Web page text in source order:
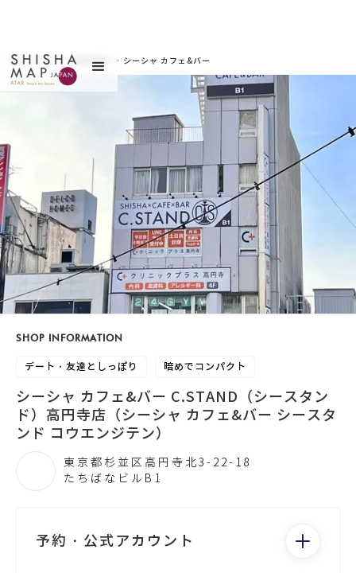
サイトトップ > お店を探す > シーシャ カフェ&バー
C.STAND（シースタン
ド）高円寺店（シーシ
ャ カフェ&バー シース
タンド コウエンジテ
ン）
SHOP INFORMATION
デート・友達としっぽり 暗めでコンパクト
シーシャ カフェ&バー C.STAND（シースタン
ド）高円寺店（シーシャ カフェ&バー シースタ
ンド コウエンジテン）
東京都杉並区高円寺北3-22-18
たちばなビルB1
予約・公式アカウント